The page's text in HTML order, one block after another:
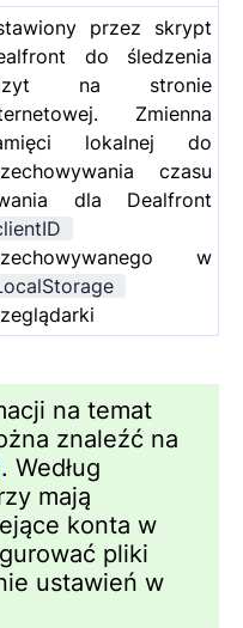
przez skrypt
do śledzenia
na stronie
Zmienna
lokalnej do
czasu
dla Dealfront
w
na temat
znaleźć na
. Według
mają
konta w
pliki
ustawień w